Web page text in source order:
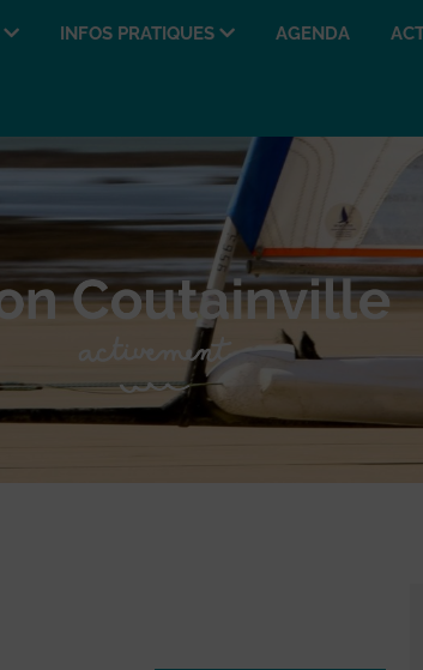
INFOS PRATIQUES AGENDA